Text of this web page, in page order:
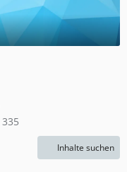
335
Inhalte suchen